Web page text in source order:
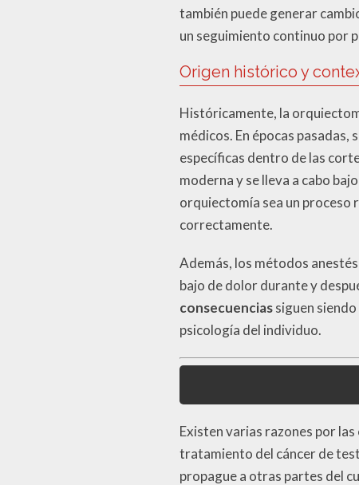
también puede generar
un seguimiento continuo por
Origen histórico y
Históricamente, la
médicos. En épocas
específicas dentro de las
moderna y se lleva a cabo
orquiectomía sea un proceso
correctamente.
Además, los métodos
bajo de dolor durante y
consecuenciassiguen
psicología del individuo.
Existen varias razones por
tratamiento del cáncer de
propague a otras partes del